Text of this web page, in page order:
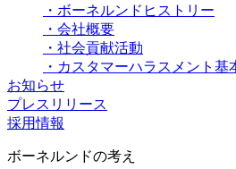
・ボーネルンドヒストリー
・会社概要
・社会貢献活動
・カスタマーハラスメント基
お知らせ
プレスリリース
採用情報
ボーネルンドの考え